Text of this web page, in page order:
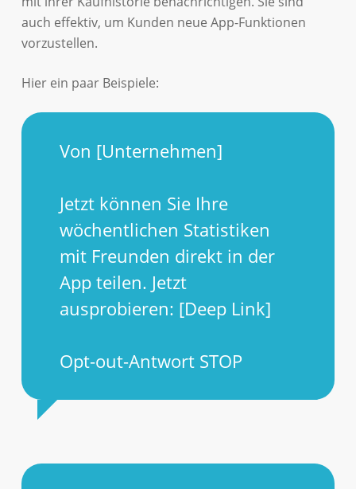
auch effektiv, um Kunden neue App-Funktionen
vorzustellen.
Hier ein paar Beispiele:
Von [Unternehmen]
Jetzt können Sie Ihre
wöchentlichen Statistiken
mit Freunden direkt in der
App teilen. Jetzt
ausprobieren: [Deep Link]
Opt-out-Antwort STOP